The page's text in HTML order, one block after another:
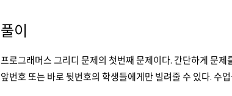
풀이
프로그래머스 그리디 문제의 첫번째 문제이다. 간단하게 문
앞번호 또는 바로 뒷번호의 학생들에게만 빌려줄 수 있다. 수